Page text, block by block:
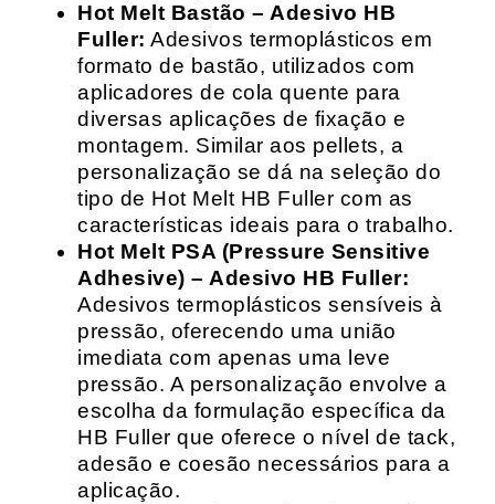
Hot Melt Bastão – Adesivo HB
Fuller: Adesivos termoplásticos em
formato de bastão, utilizados com
aplicadores de cola quente para
diversas aplicações de fixação e
montagem. Similar aos pellets, a
personalização se dá na seleção do
tipo de Hot Melt HB Fuller com as
características ideais para o trabalho.
Hot Melt PSA (Pressure Sensitive
Adhesive) – Adesivo HB Fuller:
Adesivos termoplásticos sensíveis à
pressão, oferecendo uma união
imediata com apenas uma leve
pressão. A personalização envolve a
escolha da formulação específica da
HB Fuller que oferece o nível de tack,
adesão e coesão necessários para a
aplicação.